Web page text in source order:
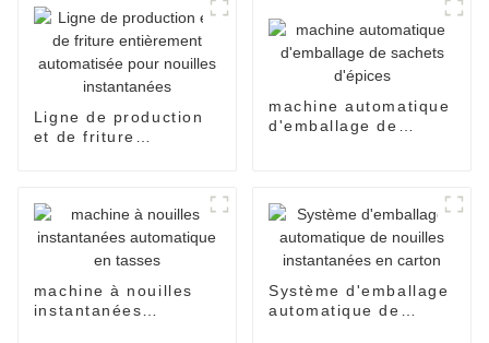
Ligne de production
et de friture
nouilles instantanées
machine automatique
d'emballage de
machine à nouilles
instantanées
Système d'emballage
automatique de